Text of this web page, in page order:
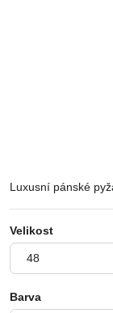
Luxusní pánské
Velikost
Barva